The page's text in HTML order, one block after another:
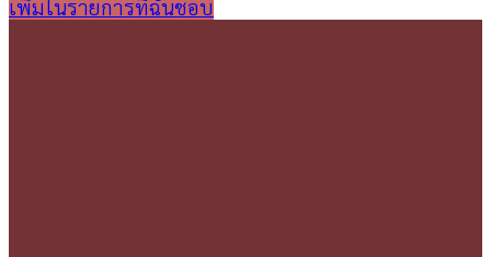
เพิ่มในรายการที่ฉันชอบ